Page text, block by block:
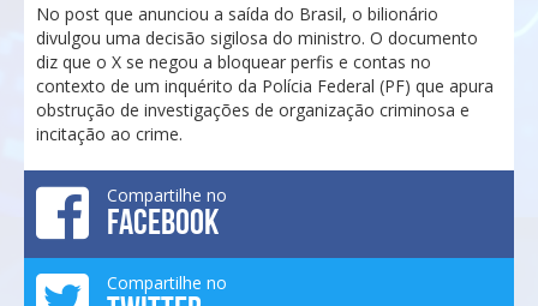
No post que anunciou a saída do Brasil, o bilionário
divulgou uma decisão sigilosa do ministro. O documento
diz que o X se negou a bloquear perfis e contas no
contexto de um inquérito da Polícia Federal (PF) que apura
obstrução de investigações de organização criminosa e
incitação ao crime.
Compartilhe no
FACEBOOK
Compartilhe no